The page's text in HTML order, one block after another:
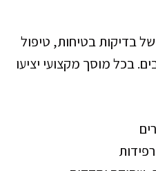
בדיקות בטיחות, טיפול
בכל מוסך מקצועי יציעו